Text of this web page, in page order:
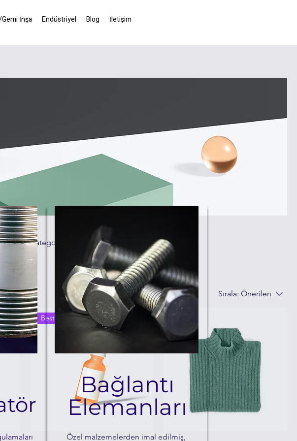
İnşa Endüstriyel Blog İletişim
this category is about,
Sırala: Önerilen
Best Seller
Bağlantı
Elemanları
Özel malzemelerden imal edilmiş,